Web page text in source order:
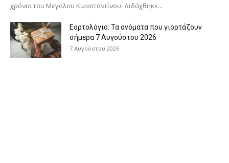
χρόνια του Μεγάλου Κωνσταντίνου. Διδάχθηκε...
Εορτολόγιο: Τα ονόματα που γιορτάζουν
σήμερα 7 Αυγούστου 2026
7 Αυγούστου 2026